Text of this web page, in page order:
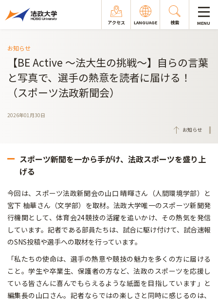
アクセス LANGUAGE 検索 MENU
お知らせ
【BE Active ～法大生の挑戦～】自らの言葉
と写真で、選手の熱意を読者に届ける！
（スポーツ法政新聞会）
2026年01月30日
お知らせ
スポーツ新聞を一から手がけ、法政スポーツを盛り上
げる
今回は、スポーツ法政新聞会の山口 晴暉さん（人間環境学部）と
宮下 柚華さん（文学部）を取材。法政大学唯一のスポーツ新聞発
行機関として、体育会24競技の活躍を追いかけ、その熱気を発信
しています。記者である部員たちは、試合に駆け付けて、試合速報
のSNS投稿や選手への取材を行っています。
「私たちの使命は、選手の熱意や競技の魅力を多くの方に届ける
こと。学生や卒業生、保護者の方など、法政のスポーツを応援し
ている皆さんに喜んでもらえるような紙面を目指しています」と
編集長の山口さん。記者ならではの楽しさと同時に感じるのは、